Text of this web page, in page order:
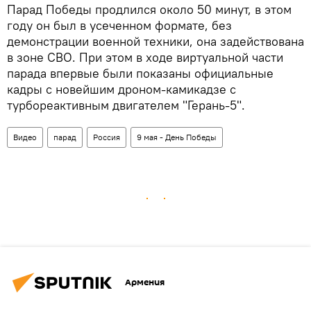
Парад Победы продлился около 50 минут, в этом
году он был в усеченном формате, без
демонстрации военной техники, она задействована
в зоне СВО. При этом в ходе виртуальной части
парада впервые были показаны официальные
кадры с новейшим дроном-камикадзе с
турбореактивным двигателем "Герань-5".
Видео парад Россия 9 мая - День Победы
Армения